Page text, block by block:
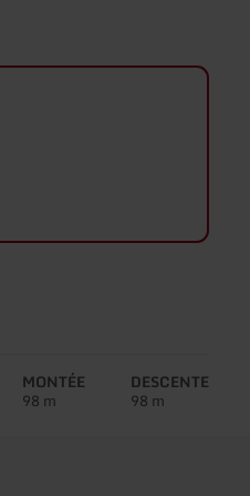
MONTÉE
98 m
DESCENTE
98 m